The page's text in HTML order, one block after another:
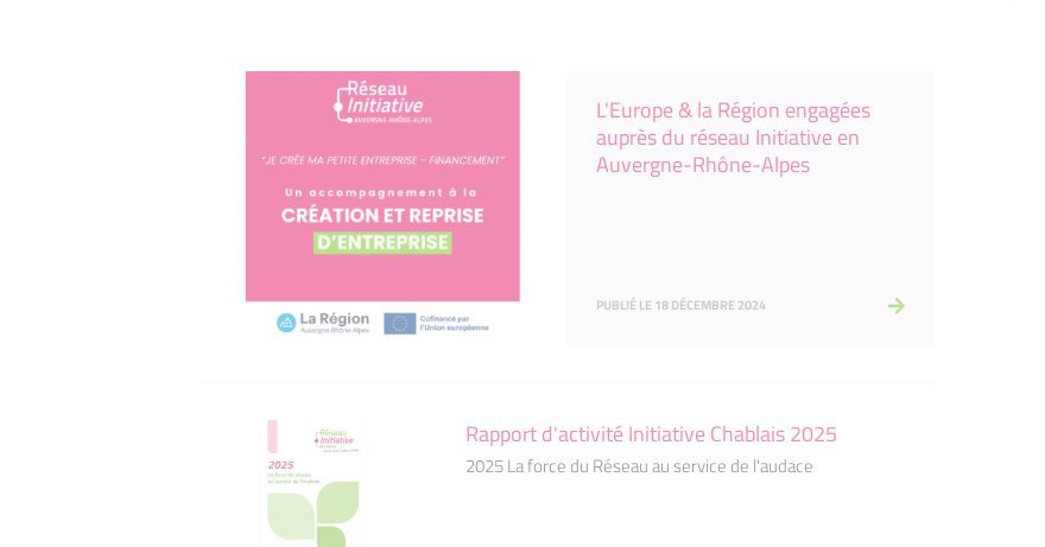
L'Europe & la Région engagées
auprès du réseau Initiative en
Auvergne-Rhône-Alpes
PUBLIÉ LE 18 DÉCEMBRE 2024
Rapport d'activité Initiative Chablais 2025
2025 La force du Réseau au service de l'audace